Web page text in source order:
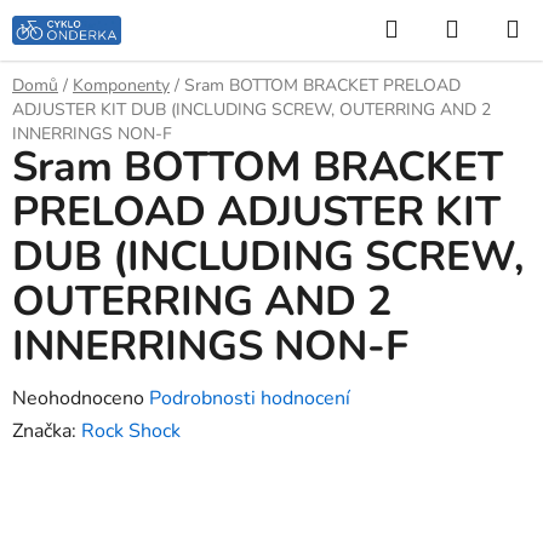
Přejít
na
obsah
Hledat
KOŠÍK
Domů / Komponenty / Sram BOTTOM BRACKET PRELOAD
ADJUSTER KIT DUB (INCLUDING SCREW, OUTERRING AND 2
INNERRINGS NON-F
Sram BOTTOM BRACKET
PRELOAD ADJUSTER KIT
DUB (INCLUDING SCREW,
OUTERRING AND 2
INNERRINGS NON-F
Průměrné
hodnocení
Neohodnoceno Podrobnosti hodnocení
Značka: Rock Shock